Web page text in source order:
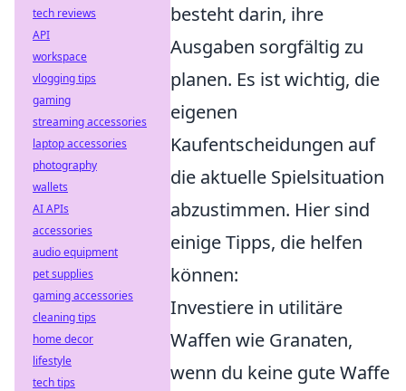
besteht darin, ihre
Ausgaben sorgfältig zu
planen. Es ist wichtig, die
eigenen
Kaufentscheidungen auf
die aktuelle Spielsituation
abzustimmen. Hier sind
einige Tipps, die helfen
können:
Investiere in utilitäre
Waffen wie Granaten,
wenn du keine gute Waffe
tech reviews
API
workspace
vlogging tips
gaming
streaming accessories
laptop accessories
photography
wallets
AI APIs
accessories
audio equipment
pet supplies
gaming accessories
cleaning tips
home decor
lifestyle
tech tips